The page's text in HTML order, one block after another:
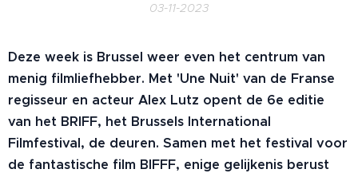
03-11-2023
Deze week is Brussel weer even het centrum van
menig filmliefhebber. Met 'Une Nuit' van de Franse
regisseur en acteur Alex Lutz opent de 6e editie
van het BRIFF, het Brussels International
Filmfestival, de deuren. Samen met het festival voor
de fantastische film BIFFF, enige gelijkenis berust